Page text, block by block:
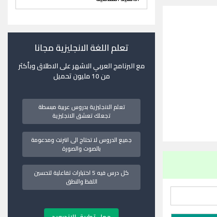
تعلم اللغة الانجليزية مجانا
مع البرنامج العربي الاشهر على الاطلاق وبأكثر
من 10 مليون تحميل
تعلم الانجليزية بدروس عربية مبسطة
تجعلك تعشق الانجليزية
جميع الدروس لا تحتاج الى انترنت ومدعومة
بالصوت والصورة
كل درس فيه 5 اختبارات تفاعلية لتحسين
اللفظ والنطق